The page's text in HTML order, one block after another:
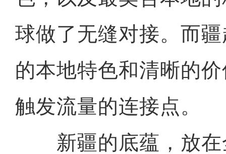
球做了无缝对接。而
的本地特色和清晰的
触发流量的连接点。
新疆的底蕴，放在